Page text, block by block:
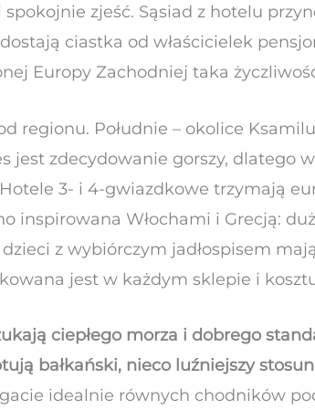
zjeść. Sąsiad z hotelu
ciastka od właścicielek
Europy Zachodniej taka
regionu. Południe – okolice
jest zdecydowanie gorszy, dlatego
3- i 4-gwiazdkowe trzymają
inspirowana Włochami i Grecją:
z wybiórczym jadłospisem
jest w każdym sklepie i
ciepłego morza i dobrego
bałkański, nieco luźniejszy
idealnie równych chodników